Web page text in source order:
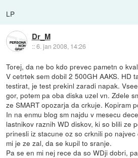
LP
Dr_M
::6. jan 2008, 14:26
Torej, da ne bo kdo prevec pametn o
V cetrtek sem dobil 2 500GH AAKS. HD
testirat, je test prekinl zaradi napak.
gor, potem pa oba diska uzel vn. Zdele
ze SMART opozarja da crkuje. Kopiram
In na enmu blog sm najdu v mesecu
lastnikov raznih WD diskov, ki so blili ze
prinesli iz stacune oz so crknili po
mi je ze zal, da se kupil to sranje.
Pa se en mi nej rece da so WDji dobri,